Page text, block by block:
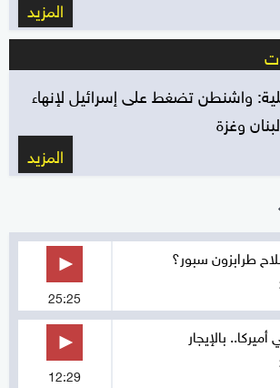
المزيد
الإسرائيلية: واشنطن تضغط على إسرائيل لإنهاء
وغزة
المزيد
طرابزون سبور؟
25:25
بالإيجار
12:29